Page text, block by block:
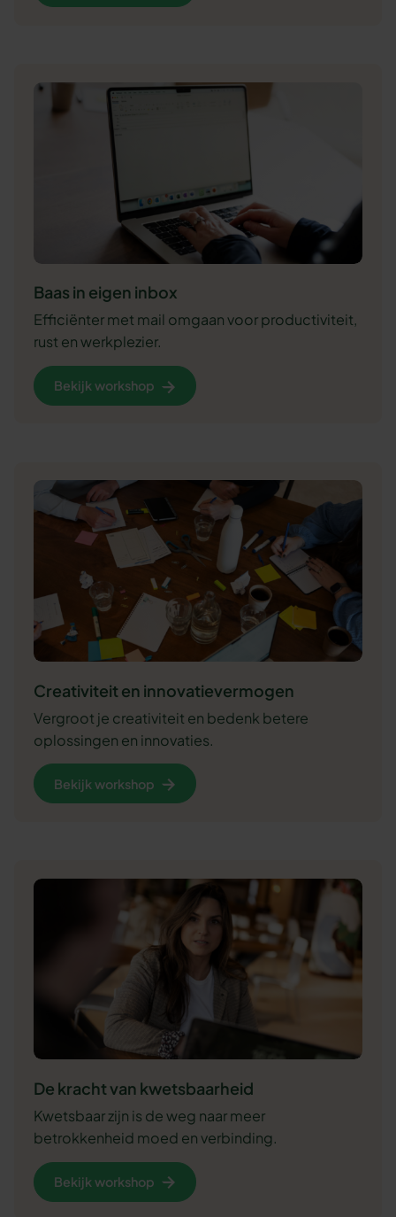
Baas in eigen inbox
Efficiënter met mail omgaan voor productiviteit,
rust en werkplezier.
Bekijk workshop
Creativiteit en innovatievermogen
Vergroot je creativiteit en bedenk betere
oplossingen en innovaties.
Bekijk workshop
De kracht van kwetsbaarheid
Kwetsbaar zijn is de weg naar meer
betrokkenheid moed en verbinding.
Bekijk workshop